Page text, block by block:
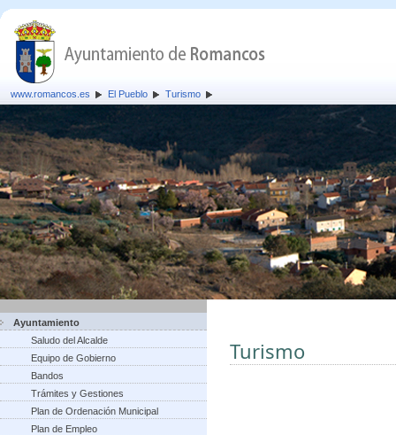
www.romancos.es El Pueblo Turismo
Ayuntamiento
Saludo del Alcalde
Equipo de Gobierno
Bandos
Trámites y Gestiones
Plan de Ordenación Municipal
Plan de Empleo
Turismo